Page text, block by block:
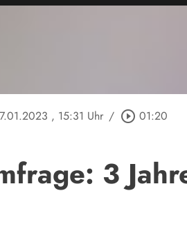
, 15:31 Uhr / play_circle_outline 01:20
3